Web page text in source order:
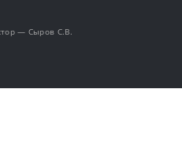
— Сыров С.В.